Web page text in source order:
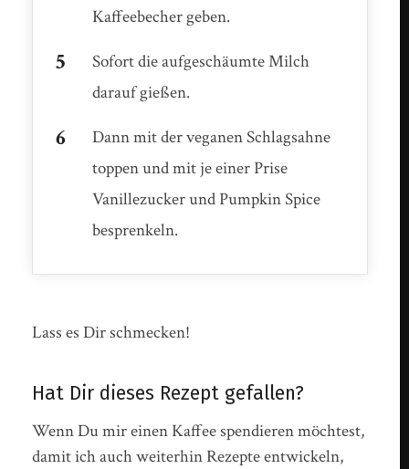
Kaffeebecher geben.
Sofort die aufgeschäumte Milch
darauf gießen.
Dann mit der veganen Schlagsahne
toppen und mit je einer Prise
Vanillezucker und Pumpkin Spice
besprenkeln.
Lass es Dir schmecken!
Hat Dir dieses Rezept gefallen?
Wenn Du mir einen Kaffee spendieren möchtest,
damit ich auch weiterhin Rezepte entwickeln,